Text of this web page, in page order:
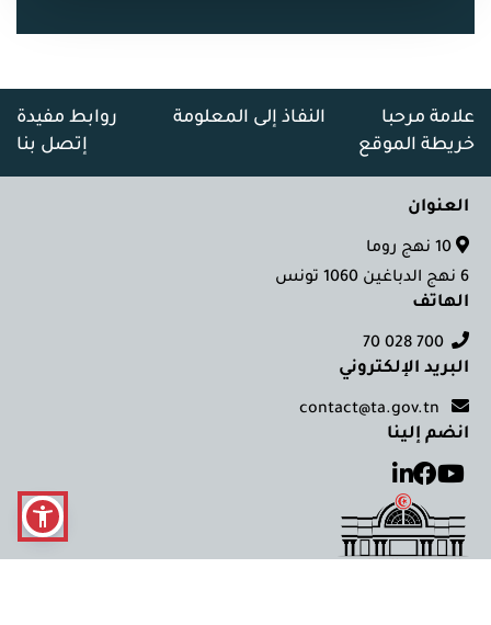
علامة مرحبا النفاذ إلى المعلومة
روابط مفيدة
خريطة الموقع
إتصل بنا
العنوان
6 نهج الدباغين 1060 تونس
الهاتف
700 028 70
البريد الإلكتروني
انضم إلينا